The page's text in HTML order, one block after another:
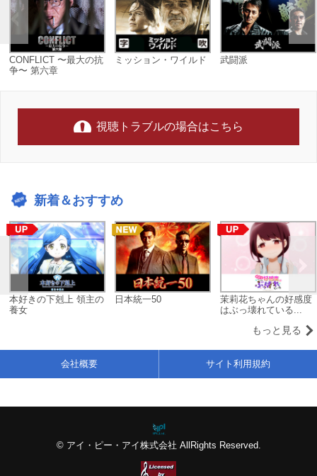
CONFLICT 〜最大の抗
争〜 第六章
ミッション・ワイルド 武闘派
視聴トラブルの場合はこちら
新着＆おすすめ
本好きの下剋上 領主の
養女
日本統一50
茉莉花ちゃんの好感度
はぶっ壊れている...
もっと見る
© アイ・ピー・アイ株式会社 AllRights Reserved.
会社概要 サイト利用規約